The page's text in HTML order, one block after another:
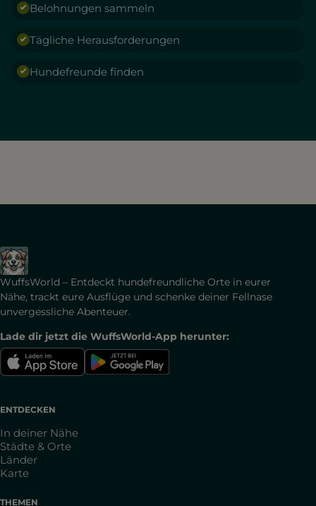
Belohnungen sammeln
Tägliche Herausforderungen
Hundefreunde finden
WuffsWorld – Entdeckt hundefreundliche Orte in eurer
Nähe, trackt eure Ausflüge und schenke deiner Fellnase
unvergessliche Abenteuer.
Lade dir jetzt die WuffsWorld-App herunter:
ENTDECKEN
In deiner Nähe
Städte & Orte
Länder
Karte
THEMEN